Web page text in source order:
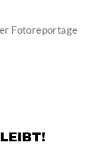
Fotoreportage